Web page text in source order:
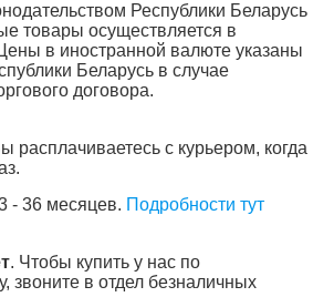
Республики Беларусь
товары осуществляется в
в иностранной валюте указаны
Беларусь в случае
договора.
расплачиваетесь с курьером, когда
- 36 месяцев. Подробности тут
. Чтобы купить у нас по
звоните в отдел безналичных